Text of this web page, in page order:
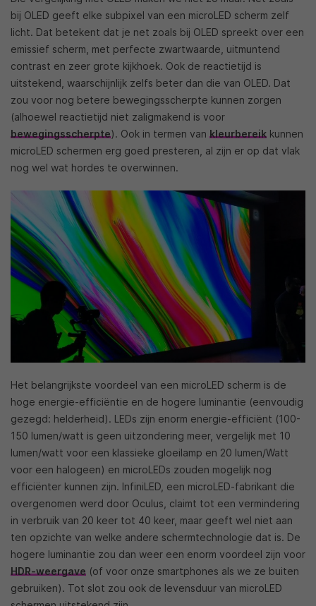
bij OLED geeft elke subpixel van een microLED scherm zelf
licht. Dat betekent dat je net zoals bij OLED spreekt over een
emissief scherm, met perfecte zwartwaarde, uitmuntend
contrast en zeer grote kijkhoek. Ook de reactietijd is
uitstekend, waarschijnlijk zelfs beter dan die van OLED. Dat
zou voor nog betere bewegingsscherpte kunnen zorgen
(alhoewel reactietijd niet zaligmakend is voor
bewegingsscherpte). Ook in termen van kleurbereik kunnen
microLED schermen erg goed presteren, al zijn er op dat vlak
nog wel wat hordes te overwinnen.
Het belangrijkste voordeel van een microLED scherm is de
hoge energie-efficiëntie en de hogere luminantie (eenvoudig
gezegd: helderheid). LEDs zijn enorm energie-efficiënt (100-
150 lumen/watt is geen uitzondering meer, vergelijk met 10
lumen/watt voor een klassieke gloeilamp en 20 lumen/Watt
voor een halogeen) en microLEDs zouden mogelijk nog
efficiënter kunnen zijn. InfiniLED, een microLED-fabrikant die
overgenomen werd door Oculus, claimt tot een vermindering
in verbruik van 20 keer tot 40 keer, maar geeft wel niet aan
ten opzichte van welke andere schermtechnologie dat is. De
hogere luminantie zou dan weer een enorm voordeel zijn voor
HDR-weergave (of voor onze smartphones als we ze buiten
gebruiken). Tot slot zou ook de levensduur van microLED